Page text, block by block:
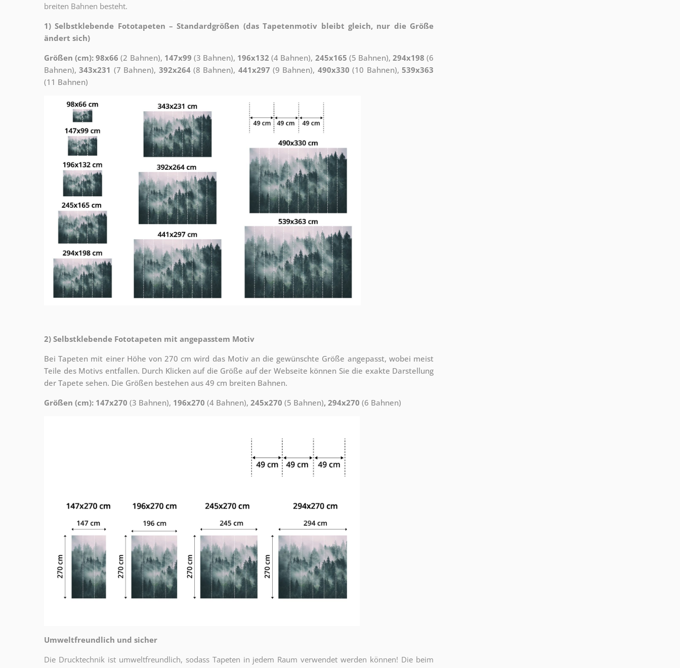
breiten Bahnen besteht.
1) Selbstklebende Fototapeten – Standardgrößen (das Tapetenmotiv bleibt gleich, nur die Größe
ändert sich)
Größen (cm): 98x66 (2 Bahnen), 147x99 (3 Bahnen), 196x132 (4 Bahnen), 245x165 (5 Bahnen), 294x198 (6
Bahnen),343x231 (7 Bahnen), 392x264(8 Bahnen), 441x297 (9 Bahnen), 490x330 (10 Bahnen),539x363
(11 Bahnen)
2) Selbstklebende Fototapeten mit angepasstem Motiv
Bei Tapeten mit einer Höhe von 270 cm wird das Motiv an die gewünschte Größe angepasst, wobei meist
Teile des Motivs entfallen. Durch Klicken auf die Größe auf der Webseite können Sie die exakte Darstellung
der Tapete sehen. Die Größen bestehen aus 49 cm breiten Bahnen.
Größen (cm): 147x270 (3 Bahnen), 196x270 (4 Bahnen), 245x270 (5 Bahnen), 294x270 (6 Bahnen)
Umweltfreundlich und sicher
Die Drucktechnik ist umweltfreundlich, sodass Tapeten in jedem Raum verwendet werden können! Die beim